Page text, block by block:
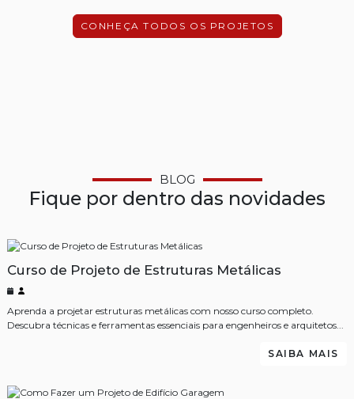
CONHEÇA TODOS OS PROJETOS
BLOG
Fique por dentro das novidades
Curso de Projeto de Estruturas Metálicas
Aprenda a projetar estruturas metálicas com nosso curso completo.
Descubra técnicas e ferramentas essenciais para engenheiros e arquitetos...
SAIBA MAIS